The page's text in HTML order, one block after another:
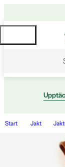
Start Jakt